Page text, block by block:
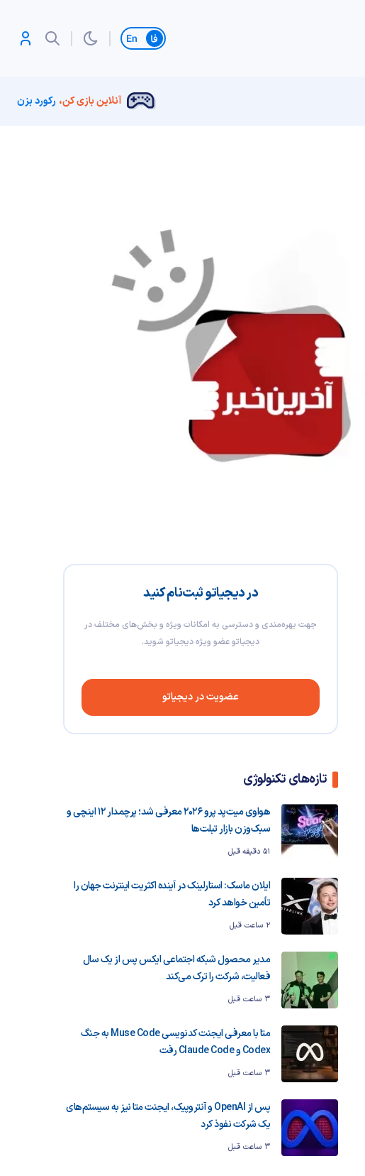
تغییر زبان
آنلاین بازی کن، رکورد بزن
در دیجیاتو ثبت‌نام کنید
جهت بهره‌مندی و دسترسی به امکانات ویژه و بخش‌های مختلف در
دیجیاتو عضو ویژه دیجیاتو شوید.
عضویت در دیجیاتو
تازه‌های تکنولوژی
هواوی میت‌پد پرو 2026 معرفی شد؛ پرچمدار ۱۲ اینچی و
سبک‌وزن بازار تبلت‌ها
51 دقیقه قبل
ایلان ماسک: استارلینک در آینده اکثریت اینترنت جهان را
تأمین خواهد کرد
2 ساعت قبل
مدیر محصول شبکه اجتماعی ایکس پس از یک سال
فعالیت، شرکت را ترک می‌کند
3 ساعت قبل
متا با معرفی ایجنت کدنویسی Muse Code به جنگ
Codex و Claude Code رفت
3 ساعت قبل
پس از OpenAI و آنتروپیک، ایجنت متا نیز به سیستم‌های
یک شرکت نفوذ کرد
3 ساعت قبل